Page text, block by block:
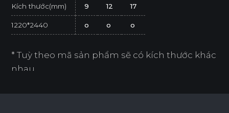
Kích thước(mm) 9 12 17
1220*2440 o o o
* Tuỳ theo mã sản phẩm sẽ có kích thước khác
nhau.
Test/ ISO 12460-1).